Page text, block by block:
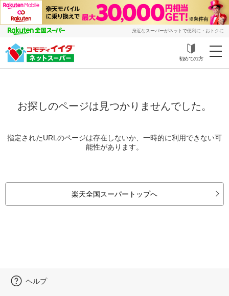
身近なスーパーがネットで便利に・おトクに
初めての方
お探しのページは見つかりませんでした。
指定されたURLのページは存在しないか、一時的に利用できない可
能性があります。
楽天全国スーパートップへ
ヘルプ